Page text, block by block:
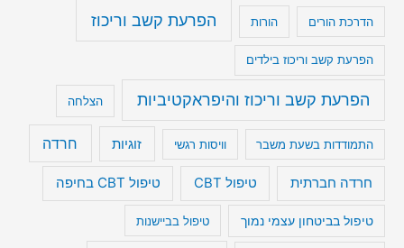
הדרכת הורים הורות הפרעת קשב וריכוז
הפרעת קשב וריכוז בילדים
הפרעת קשב וריכוז והיפראקטיביות הצלחה
התמודדות בשעת משבר וויסות רגשי זוגיות חרדה
חרדה חברתית טיפול CBT טיפול CBT בחיפה
טיפול בביטחון עצמי נמוך טיפול בביישנות